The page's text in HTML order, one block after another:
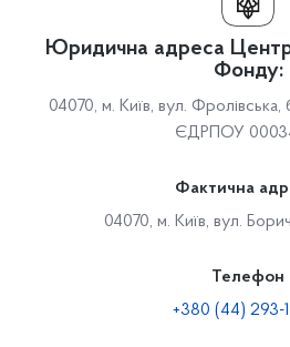
Юридична адреса
Фонду:
04070, м. Київ, вул.
ЄДРПОУ
Фактична
04070, м. Київ, вул.
Телефон
+380 (44) 293-